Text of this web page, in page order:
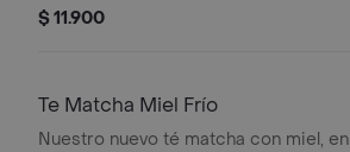
$ 11.900
Te Matcha Miel Frío
Nuestro nuevo té matcha con miel, en